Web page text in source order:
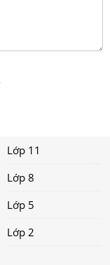
Lớp 11
Lớp 8
Lớp 5
Lớp 2